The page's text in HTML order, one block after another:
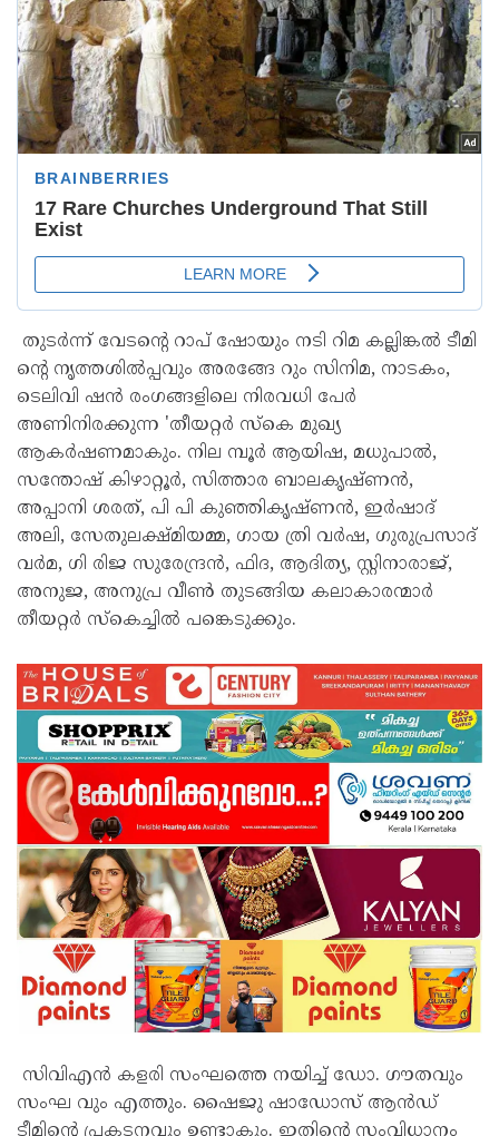
തുടർന്ന് വേടൻ്റെ റാപ് ഷോയും നടി റിമ കല്ലിങ്കൽ ടീമി
ൻ്റെ നൃത്തശിൽപ്പവും അരങ്ങേ റും സിനിമ, നാടകം,
ടെലിവി ഷൻ രംഗങ്ങളിലെ നിരവധി പേർ
അണിനിരക്കുന്ന 'തീയറ്റർ സ്കെ മുഖ്യ
ആകർഷണമാകും. നില മ്പൂർ ആയിഷ, മധുപാൽ,
സന്തോഷ് കിഴാറ്റൂർ, സിത്താര ബാലകൃഷ്ണൻ,
അപ്പാനി ശരത്, പി പി കുഞ്ഞികൃഷ്‌ണൻ, ഇർഷാദ്
അലി, സേതുലക്ഷ്മിയമ്മ, ഗായ ത്രി വർഷ, ഗുരുപ്രസാദ്
വർമ, ഗി രിജ സുരേന്ദ്രൻ, ഫിദ, ആദിത്യ, സ്റ്റിനാരാജ്,
അനുജ, അനുപ്ര വീൺ തുടങ്ങിയ കലാകാരന്മാർ
തീയറ്റർ സ്കെച്ചിൽ പങ്കെടുക്കും.
സിവിഎൻ കളരി സംഘത്തെ നയിച്ച് ഡോ. ഗൗതവും
സംഘ വും എത്തും. ഷൈജു ഷാഡോസ് ആൻഡ്
ടീമിന്റെ പ്രകടനവും ഉണ്ടാകും. ഇതിൻ്റെ സംവിധാനം